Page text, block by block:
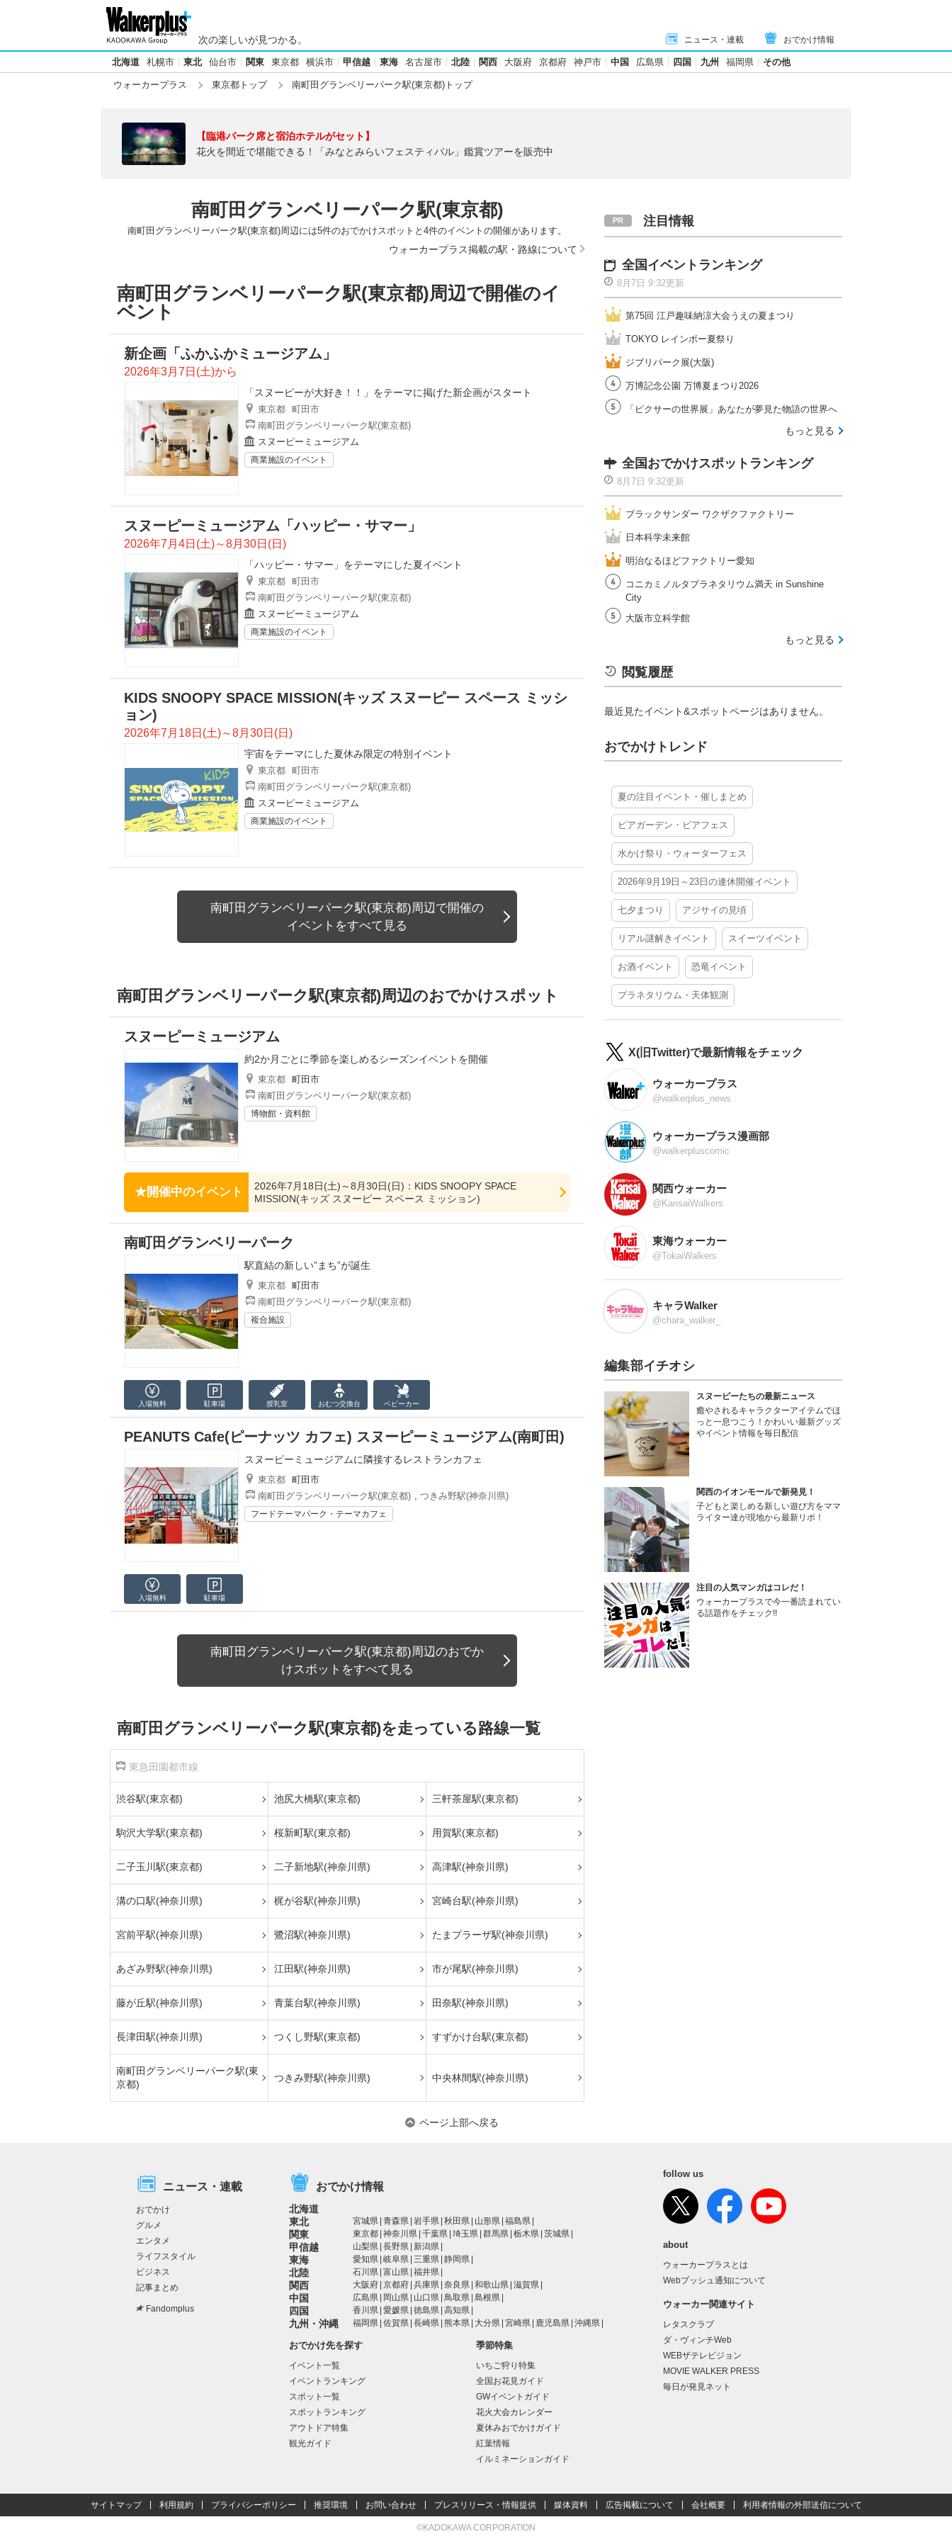
次の楽しいが見つかる。 ニュース・連載 おでかけ情報
北海道 札幌市 東北 仙台市 関東 東京都 横浜市 甲信越 東海 名古屋市 北陸 関西 大阪府 京都府 神戸市 中国 広島県 四国 九州 福岡県 その他
ウォーカープラス 東京都トップ 南町田グランベリーパーク駅(東京都)トップ
【臨港パーク席と宿泊ホテルがセット】
花火を間近で堪能できる！「みなとみらいフェスティバル」鑑賞ツアーを販売中
南町田グランベリーパーク駅(東京都)
南町田グランベリーパーク駅(東京都)周辺には5件のおでかけスポットと4件のイベントの開催があります。
ウォーカープラス掲載の駅・路線について
南町田グランベリーパーク駅(東京都)周辺で開催のイ
ベント
新企画「ふかふかミュージアム」
2026年3月7日(土)から
「スヌーピーが大好き！！」をテーマに掲げた新企画がスタート
東京都 町田市
南町田グランベリーパーク駅(東京都)
スヌーピーミュージアム
商業施設のイベント
スヌーピーミュージアム「ハッピー・サマー」
2026年7月4日(土)～8月30日(日)
「ハッピー・サマー」をテーマにした夏イベント
東京都 町田市
南町田グランベリーパーク駅(東京都)
スヌーピーミュージアム
商業施設のイベント
KIDS SNOOPY SPACE MISSION(キッズ スヌーピー スペース ミッシ
ョン)
2026年7月18日(土)～8月30日(日)
宇宙をテーマにした夏休み限定の特別イベント
東京都 町田市
南町田グランベリーパーク駅(東京都)
スヌーピーミュージアム
商業施設のイベント
南町田グランベリーパーク駅(東京都)周辺で開催の
イベントをすべて見る
南町田グランベリーパーク駅(東京都)周辺のおでかけスポット
スヌーピーミュージアム
約2か月ごとに季節を楽しめるシーズンイベントを開催
東京都 町田市
南町田グランベリーパーク駅(東京都)
博物館・資料館
開催中のイベント
2026年7月18日(土)～8月30日(日)：KIDS SNOOPY SPACE
MISSION(キッズ スヌーピー スペース ミッション)
南町田グランベリーパーク
駅直結の新しい”まち”が誕生
東京都 町田市
南町田グランベリーパーク駅(東京都)
複合施設
入場無料 駐車場 授乳室 おむつ交換台 ベビーカー
PEANUTS Cafe(ピーナッツ カフェ) スヌーピーミュージアム(南町田)
スヌーピーミュージアムに隣接するレストランカフェ
東京都 町田市
南町田グランベリーパーク駅(東京都) , つきみ野駅(神奈川県)
フードテーマパーク・テーマカフェ
入場無料 駐車場
南町田グランベリーパーク駅(東京都)周辺のおでか
けスポットをすべて見る
南町田グランベリーパーク駅(東京都)を走っている路線一覧
東急田園都市線
渋谷駅(東京都) 池尻大橋駅(東京都) 三軒茶屋駅(東京都)
駒沢大学駅(東京都) 桜新町駅(東京都) 用賀駅(東京都)
二子玉川駅(東京都) 二子新地駅(神奈川県) 高津駅(神奈川県)
溝の口駅(神奈川県) 梶が谷駅(神奈川県) 宮崎台駅(神奈川県)
宮前平駅(神奈川県) 鷺沼駅(神奈川県) たまプラーザ駅(神奈川県)
あざみ野駅(神奈川県) 江田駅(神奈川県) 市が尾駅(神奈川県)
藤が丘駅(神奈川県) 青葉台駅(神奈川県) 田奈駅(神奈川県)
長津田駅(神奈川県) つくし野駅(東京都) すずかけ台駅(東京都)
南町田グランベリーパーク駅(東
京都)
つきみ野駅(神奈川県) 中央林間駅(神奈川県)
注目情報
全国イベントランキング
8月7日 9:32更新
第75回 江戸趣味納涼大会うえの夏まつり
TOKYO レインボー夏祭り
ジブリパーク展(大阪)
万博記念公園 万博夏まつり2026
「ピクサーの世界展」あなたが夢見た物語の世界へ
もっと見る
全国おでかけスポットランキング
8月7日 9:32更新
ブラックサンダー ワクザクファクトリー
日本科学未来館
明治なるほどファクトリー愛知
コニカミノルタプラネタリウム満天 in Sunshine
City
大阪市立科学館
もっと見る
閲覧履歴
最近見たイベント&スポットページはありません。
おでかけトレンド
夏の注目イベント・催しまとめ
ビアガーデン・ビアフェス
水かけ祭り・ウォーターフェス
2026年9月19日～23日の連休開催イベント
七夕まつり アジサイの見頃
リアル謎解きイベント スイーツイベント
お酒イベント 恐竜イベント
プラネタリウム・天体観測
X(旧Twitter)で最新情報をチェック
ウォーカープラス
@walkerplus_news
ウォーカープラス漫画部
@walkerpluscomic
関西ウォーカー
@KansaiWalkers
東海ウォーカー
@TokaiWalkers
キャラWalker
@chara_walker_
編集部イチオシ
スヌーピーたちの最新ニュース
癒やされるキャラクターアイテムでほ
っと一息つこう！かわいい最新グッズ
やイベント情報を毎日配信
関西のイオンモールで新発見！
子どもと楽しめる新しい遊び方をママ
ライター達が現地から最新リポ！
注目の人気マンガはコレだ！
ウォーカープラスで今一番読まれてい
る話題作をチェック!!
ページ上部へ戻る
ニュース・連載
おでかけ
グルメ
エンタメ
ライフスタイル
ビジネス
記事まとめ
Fandomplus
おでかけ情報
北海道
東北
宮城県 青森県 岩手県 秋田県 山形県 福島県
関東 東京都 神奈川県 千葉県 埼玉県 群馬県 栃木県 茨城県
甲信越 山梨県 長野県 新潟県
東海 愛知県 岐阜県 三重県 静岡県
北陸 石川県 富山県 福井県
関西 大阪府 京都府 兵庫県 奈良県 和歌山県 滋賀県
中国 広島県 岡山県 山口県 鳥取県 島根県
四国 香川県 愛媛県 徳島県 高知県
九州・沖縄 福岡県 佐賀県 長崎県 熊本県 大分県 宮崎県 鹿児島県 沖縄県
おでかけ先を探す
イベント一覧
イベントランキング
スポット一覧
スポットランキング
アウトドア特集
観光ガイド
季節特集
いちご狩り特集
全国お花見ガイド
GWイベントガイド
花火大会カレンダー
夏休みおでかけガイド
紅葉情報
イルミネーションガイド
follow us
about
ウォーカープラスとは
Webプッシュ通知について
ウォーカー関連サイト
レタスクラブ
ダ・ヴィンチWeb
WEBザテレビジョン
MOVIE WALKER PRESS
毎日が発見ネット
サイトマップ 利用規約 プライバシーポリシー 推奨環境 お問い合わせ プレスリリース・情報提供 媒体資料 広告掲載について 会社概要 利用者情報の外部送信について
©KADOKAWA CORPORATION